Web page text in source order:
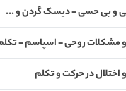
و بی حسی - دیسک گردن و ...
مشکلات روحی - اسپاسم -
در حرکت و تکلم